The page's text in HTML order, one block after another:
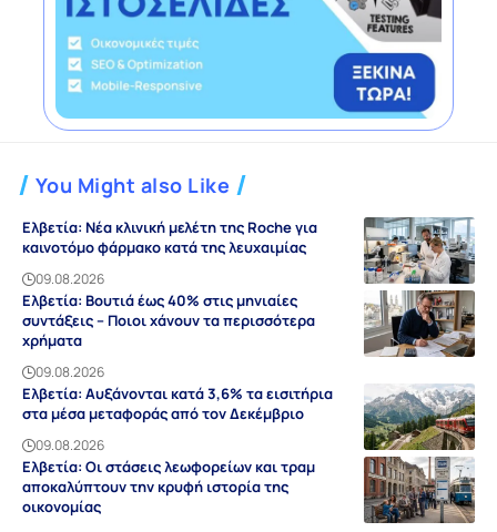
You Might also Like
Ελβετία: Νέα κλινική μελέτη της Roche για
καινοτόμο φάρμακο κατά της λευχαιμίας
09.08.2026
Ελβετία: Βουτιά έως 40% στις μηνιαίες
συντάξεις – Ποιοι χάνουν τα περισσότερα
χρήματα
09.08.2026
Ελβετία: Αυξάνονται κατά 3,6% τα εισιτήρια
στα μέσα μεταφοράς από τον Δεκέμβριο
09.08.2026
Ελβετία: Οι στάσεις λεωφορείων και τραμ
αποκαλύπτουν την κρυφή ιστορία της
οικονομίας